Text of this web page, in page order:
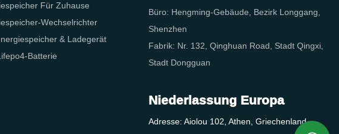
Für Zuhause
Wechselrichter
& Ladegerät
Batterie
Büro: Hengming-Gebäude, Bezirk Longgang,
Shenzhen
Fabrik: Nr. 132, Qinghuan Road, Stadt Qingxi,
Stadt Dongguan
Niederlassung Europa
Adresse: Aiolou 102, Athen, Griechenland